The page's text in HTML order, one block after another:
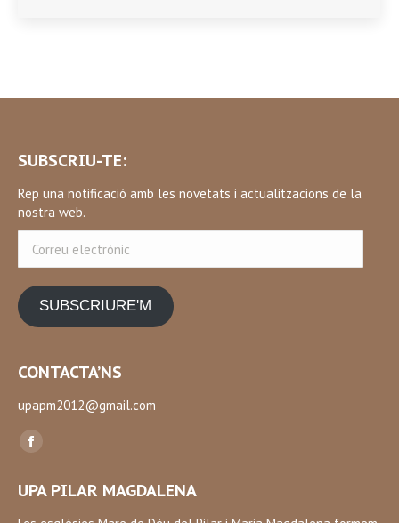
SUBSCRIU-TE:
Rep una notificació amb les novetats i actualitzacions de la
nostra web.
electrònic
SUBSCRIURE'M
CONTACTA’NS
upapm2012@gmail.com
Find us on:
Facebook
opens
UPA PILAR MAGDALENA